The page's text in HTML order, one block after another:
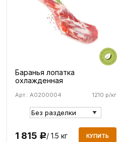
Баранья лопатка
охлажденная
1210 р/кг
Арт.: A0200004
1 815 Р/ 1.5 кг КУПИТЬ